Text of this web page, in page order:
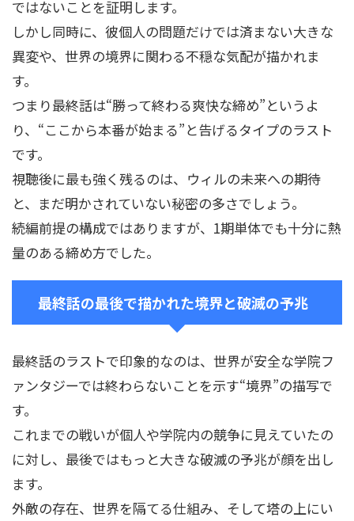
ではないことを証明します。
しかし同時に、彼個人の問題だけでは済まない大きな
異変や、世界の境界に関わる不穏な気配が描かれま
す。
つまり最終話は“勝って終わる爽快な締め”というよ
り、“ここから本番が始まる”と告げるタイプのラスト
です。
視聴後に最も強く残るのは、ウィルの未来への期待
と、まだ明かされていない秘密の多さでしょう。
続編前提の構成ではありますが、1期単体でも十分に熱
量のある締め方でした。
最終話の最後で描かれた境界と破滅の予兆
最終話のラストで印象的なのは、世界が安全な学院フ
ァンタジーでは終わらないことを示す“境界”の描写で
す。
これまでの戦いが個人や学院内の競争に見えていたの
に対し、最後ではもっと大きな破滅の予兆が顔を出し
ます。
外敵の存在、世界を隔てる仕組み、そして塔の上にい